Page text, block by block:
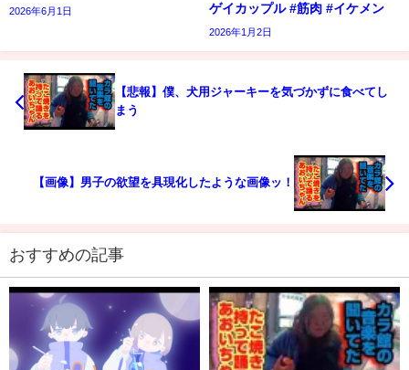
2026年6月1日
ゲイカップル #筋肉 #イケメン
2026年1月2日
【悲報】僕、犬用ジャーキーを気づかずに食べてし
まう
【画像】男子の欲望を具現化したような画像ッ！
おすすめの記事